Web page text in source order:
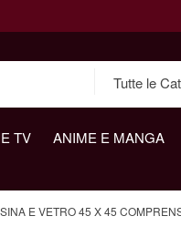
TV ANIME E MANGA
E VETRO 45 X 45